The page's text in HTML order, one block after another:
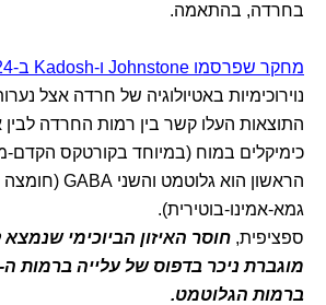
בחרדה, בהתאמה.
מחקר שפרסמו Johnstone ו-Kadosh ב-2024
נוירוכימיות באטיולוגיה של חרדה אצל
התוצאות העלו קשר בין רמות החרדה לבין
כימיקלים במוח (במיוחד בקורטקס הקדם-
הראשון הוא גלוטמט והשני GABA (חומצה
גמא-אמינו-בוטירית).
ספציפית, חוסר האיזון הביוכימי
ברמות הגלוטמט.